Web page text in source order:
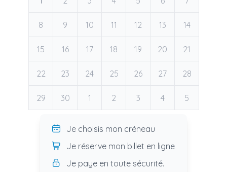
8 9 10 11 12 13 14
15 16 17 18 19 20 21
22 23 24 25 26 27 28
29 30 1 2 3 4 5
Je choisis mon créneau
Je réserve mon billet en ligne
Je paye en toute sécurité.